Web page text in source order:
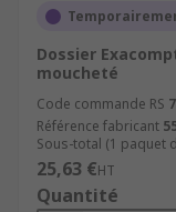
travail plus
judicieux pour
Dossier
moucheté
Code commande RS
Référence fabricant
Sous-total (1 paquet
25,63 €HT
Quantité